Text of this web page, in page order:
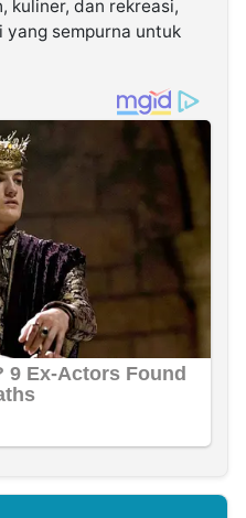
kuliner, dan rekreasi,
sempurna untuk